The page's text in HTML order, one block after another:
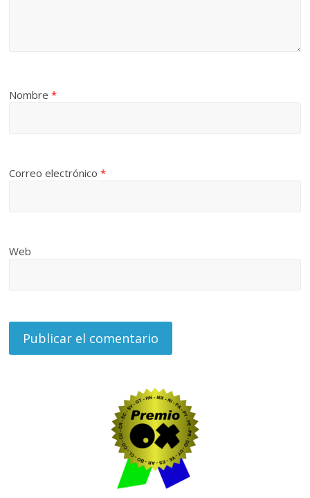
Nombre*
Correo electrónico*
Web